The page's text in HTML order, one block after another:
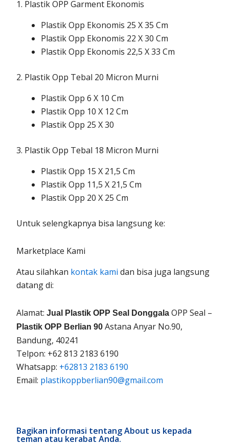
1. Plastik OPP Garment Ekonomis
Plastik Opp Ekonomis 25 X 35 Cm
Plastik Opp Ekonomis 22 X 30 Cm
Plastik Opp Ekonomis 22,5 X 33 Cm
2. Plastik Opp Tebal 20 Micron Murni
Plastik Opp 6 X 10 Cm
Plastik Opp 10 X 12 Cm
Plastik Opp 25 X 30
3. Plastik Opp Tebal 18 Micron Murni
Plastik Opp 15 X 21,5 Cm
Plastik Opp 11,5 X 21,5 Cm
Plastik Opp 20 X 25 Cm
Untuk selengkapnya bisa langsung ke:
Marketplace Kami
Atau silahkan kontak kami dan bisa juga langsung
datang di:
Alamat:Jual Plastik OPP Seal Donggala OPP Seal –
Plastik OPP Berlian 90 Astana Anyar No.90,
Bandung, 40241
Telpon: +62 813 2183 6190
Whatsapp: +62813 2183 6190
Email: plastikoppberlian90@gmail.com
Bagikan informasi tentang About us kepada
teman atau kerabat Anda.